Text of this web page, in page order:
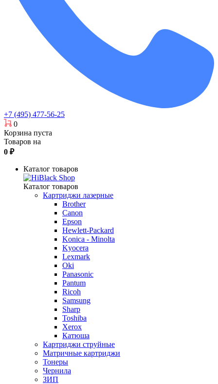
+7 (495) 477-56-25
0
Корзина пуста
Товаров на
0 ₽
Каталог товаров
Каталог товаров
Картриджи лазерные
Brother
Canon
Epson
Hewlett-Packard
Konica - Minolta
Kyocera
Lexmark
Oki
Panasonic
Pantum
Ricoh
Samsung
Sharp
Toshiba
Xerox
Катюша
Картриджи струйные
Матричные картриджи
Тонеры
Чернила
ЗИП